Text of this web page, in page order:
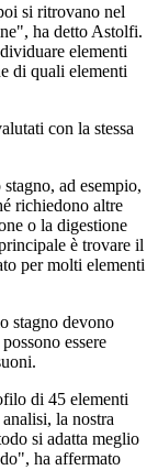
si ritrovano nel
ha detto Astolfi.
elementi
di quali elementi
con la stessa
ad esempio,
richiedono altre
o la digestione
è trovare il
per molti elementi
stagno devono
essere
di 45 elementi
la nostra
si adatta meglio
ha affermato